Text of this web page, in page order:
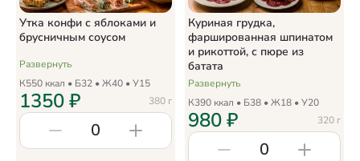
Утка конфи с яблоками и
брусничным соусом
Развернуть
К550 ккал • Б32 • Ж40 • У15
380 г
1350₽
0
Куриная грудка,
фаршированная шпинатом
и рикоттой, с пюре из
батата
Развернуть
К390 ккал • Б38 • Ж18 • У20
320 г
980₽
0